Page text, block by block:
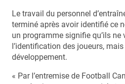
Le travail du personnel
terminé après avoir identifié ce
un programme signifie qu’ils ne
l’identification des joueurs,
développement.
« Par l’entremise de Football